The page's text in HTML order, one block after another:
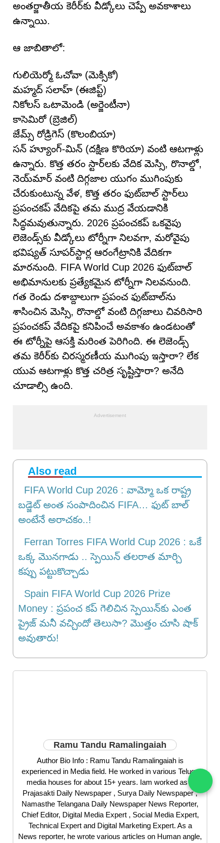
అంతర్జాతీయ కెరీర్‌కు వీడ్కోలు చెప్పే అవకాశాలు
ఉన్నాయి.
ఆ జాబితాలో:
గులియెర్మో ఓచోవా (మెక్సికో)
మహ్మద్ సలాహ్ (ఈజిప్ట్)
నికోలస్ ఒటామెండి (అర్జెంటీనా)
కాసెమిరో (బ్రెజిల్)
జేమ్స్ రోడ్రిగెస్ (కొలంబియా)
సన్ హ్యూంగ్-మిన్ (దక్షిణ కొరియా) వంటి ఆటగాళ్లు
ఉన్నారు. కొత్త తరం స్టార్‌లకు వేదిక మెస్సి, రొనాల్డో,
నెయ్‌మార్ వంటి దిగ్గజాల యుగం ముగింపుకు
చేరుకుంటున్న వేళ, కొత్త తరం ఫుట్‌బాల్ స్టార్‌లు
ప్రపంచకప్ వేదికపై తమ ముద్ర వేయడానికి
సిద్ధమవుతున్నారు. 2026 ప్రపంచకప్ ఒకవైపు
లెజెండ్స్‌కు వీడ్కోలు టోర్నీగా నిలవగా, మరోవైపు
భవిష్యత్ సూపర్‌స్టార్ల ఆరంగేట్రానికి వేదికగా
మారనుంది. FIFA World Cup 2026 ఫుట్‌బాల్
అభిమానులకు ప్రత్యేకమైన టోర్నీగా నిలవనుంది.
గత రెండు దశాబ్దాలుగా ప్రపంచ ఫుట్‌బాల్‌ను
శాసించిన మెస్సి, రొనాల్డో వంటి దిగ్గజాలు చివరిసారి
ప్రపంచకప్ వేదికపై కనిపించే అవకాశం ఉండటంతో
ఈ టోర్నీపై ఆసక్తి మరింత పెరిగింది. ఈ లెజెండ్స్
తమ కెరీర్‌కు చిరస్మరణీయ ముగింపు ఇస్తారా? లేక
యువ ఆటగాళ్లు కొత్త చరిత్ర సృష్టిస్తారా? అనేది
చూడాల్సి ఉంది.
Also read
FIFA World Cup 2026 : వామ్మో ఒక రాష్ట్ర
బడ్జెట్ అంత సంపాదించిన FIFA… ఫుట్ బాల్
అంటేనే అరాచకం..!
Ferran Torres FIFA World Cup 2026 : ఒకే
ఒక్క మొనగాడు .. స్పెయిన్ తలరాత మార్చి
కప్పు పట్టుకొచ్చాడు
Spain FIFA World Cup 2026 Prize
Money : ప్రపంచ కప్ గెలిచిన స్పెయిన్‌కు ఎంత
ప్రైజ్ మనీ వచ్చిందో తెలుసా? మొత్తం చూసి షాక్
అవుతారు!
Ramu Tandu Ramalingaiah
Author Bio Info : Ramu Tandu Ramalingaiah is
experienced in Media field. He worked in various Telugu
media houses for about 15+ years. Iam worked as a
Prajasakti Daily Newspaper , Surya Daily Newspaper ,
Namasthe Telangana Daily Newspaper News Reporter,
Chief Editor, Digital Media Expert , Social Media Expert,
Technical Expert and Digital Marketing Expert. As a
News reporter, he wrote various articles on Human angle,